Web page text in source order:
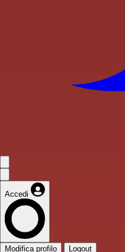
Accedi
Modifica profilo Logout